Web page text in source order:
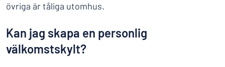
övriga är tåliga utomhus.
Kan jag skapa en personlig
välkomstskylt?